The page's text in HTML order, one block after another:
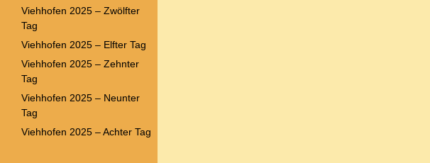
Viehhofen 2025 – Zwölfter
Tag
Viehhofen 2025 – Elfter Tag
Viehhofen 2025 – Zehnter
Tag
Viehhofen 2025 – Neunter
Tag
Viehhofen 2025 – Achter Tag